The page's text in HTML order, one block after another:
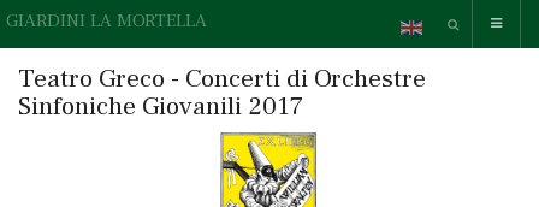
GIARDINI LA MORTELLA
Teatro Greco - Concerti di Orchestre
Sinfoniche Giovanili 2017